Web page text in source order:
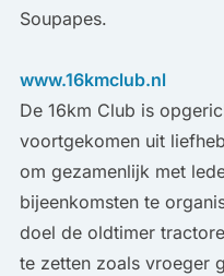
Soupapes.
www.16kmclub.nl
De 16km Club is
voortgekomen uit
om gezamenlijk met
bijeenkomsten te
doel de oldtimer
te zetten zoals vroeger